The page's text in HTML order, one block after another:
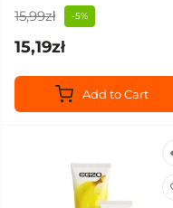
15,99zł -5%
15,19zł
Add to Cart